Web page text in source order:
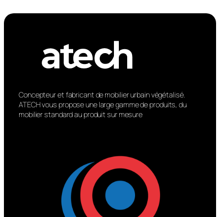
Concepteur et fabricant de mobilier urbain végétalisé.
ATECH vous propose une large gamme de produits, du
mobilier standard au produit sur mesure